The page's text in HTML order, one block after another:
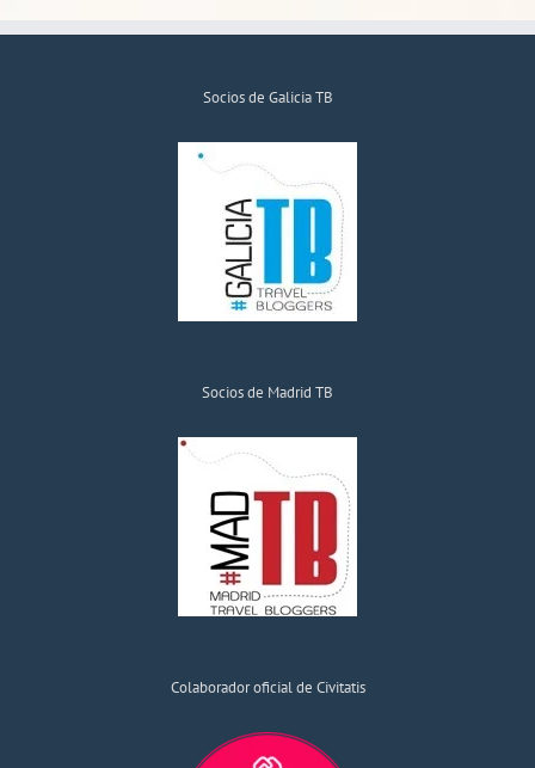
Socios de Galicia TB
Socios de Madrid TB
Colaborador oficial de Civitatis